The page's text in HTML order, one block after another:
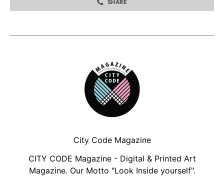
SHARE
City Code Magazine
CITY CODE Magazine - Digital & Printed Art
Magazine. Our Motto "Look Inside yourself".